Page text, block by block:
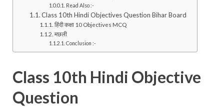
Read Also :-
Class 10th Hindi Objectives Question Bihar Board
हिंदी कक्षा 10 Objectives MCQ
मछली
Conclusion :-
Class 10th Hindi Objective
Question